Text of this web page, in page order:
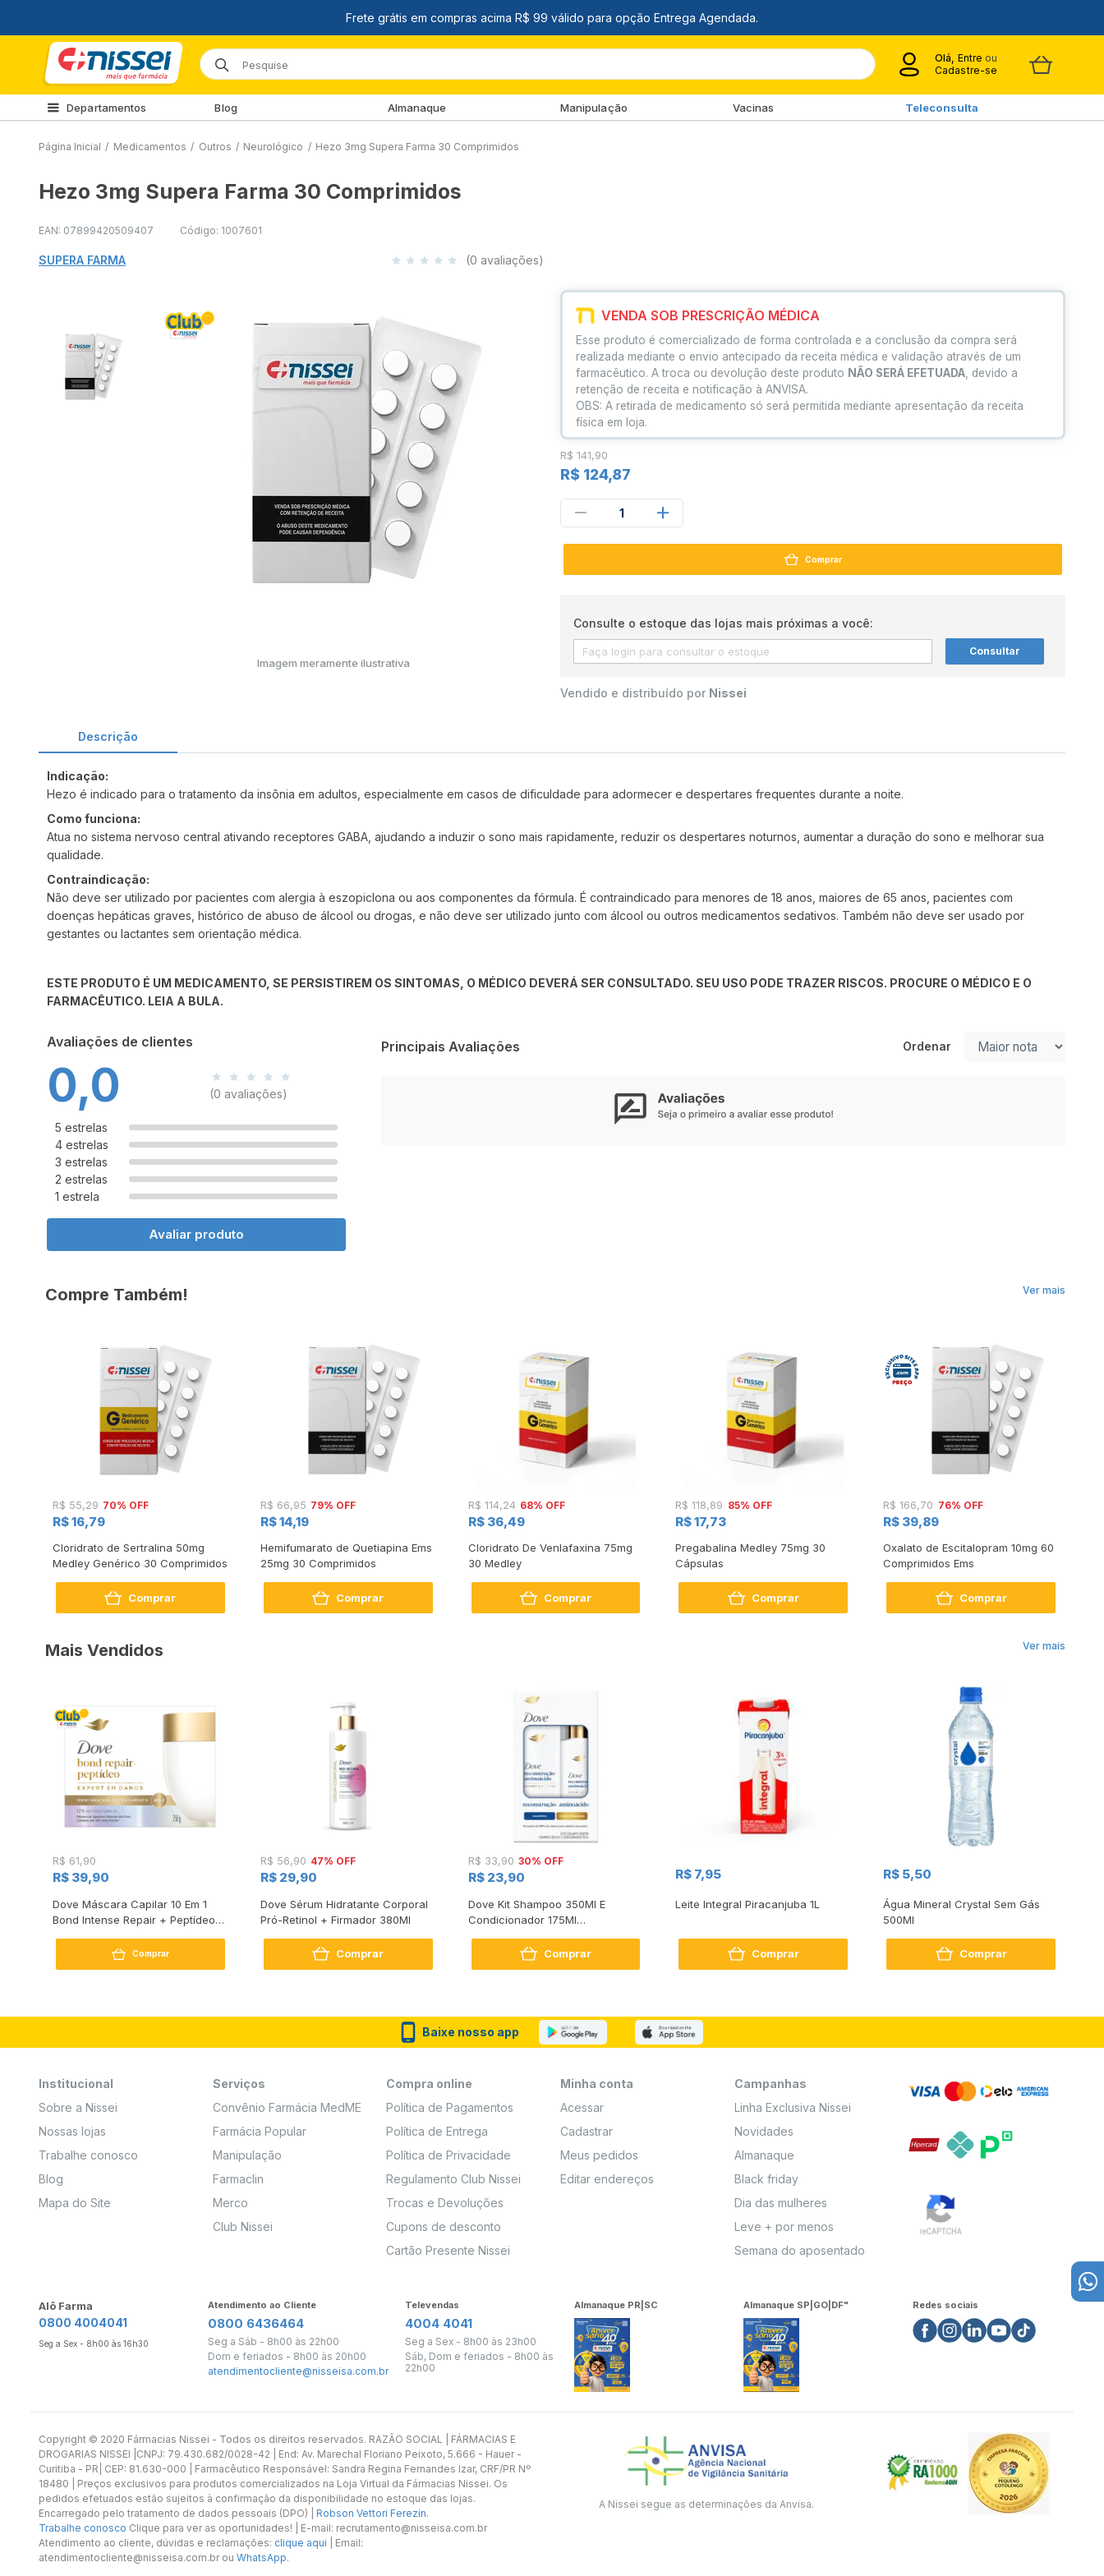
Olá, Entre ou
Cadastre-se
Departamentos Blog Almanaque Manipulação Vacinas Teleconsulta
Página Inicial / Medicamentos / Outros / Neurológico / Hezo 3mg Supera Farma 30 Comprimidos
Hezo 3mg Supera Farma 30 Comprimidos
EAN: 07899420509407 Código: 1007601
SUPERA FARMA (0 avaliações)
Imagem meramente ilustrativa
VENDA SOB PRESCRIÇÃO MÉDICA
Esse produto é comercializado de forma controlada e a conclusão da compra será
realizada mediante o envio antecipado da receita médica e validação através de um
farmacêutico. A troca ou devolução deste produto NÃO SERÁ EFETUADA , devido a
retenção de receita e notificação à ANVISA.
OBS: A retirada de medicamento só será permitida mediante apresentação da receita
física em loja.
R$ 141,90
R$ 124,87
1
Comprar
Consulte o estoque das lojas mais próximas a você:
Consultar
Vendido e distribuído por Nissei
Descrição
Indicação:
Hezo é indicado para o tratamento da insônia em adultos, especialmente em casos de dificuldade para adormecer e despertares frequentes durante a noite.
Como funciona:
Atua no sistema nervoso central ativando receptores GABA, ajudando a induzir o sono mais rapidamente, reduzir os despertares noturnos, aumentar a duração do sono e melhorar sua
qualidade.
Contraindicação:
Não deve ser utilizado por pacientes com alergia à eszopiclona ou aos componentes da fórmula. É contraindicado para menores de 18 anos, maiores de 65 anos, pacientes com
doenças hepáticas graves, histórico de abuso de álcool ou drogas, e não deve ser utilizado junto com álcool ou outros medicamentos sedativos. Também não deve ser usado por
gestantes ou lactantes sem orientação médica.
ESTE PRODUTO É UM MEDICAMENTO, SE PERSISTIREM OS SINTOMAS, O MÉDICO DEVERÁ SER CONSULTADO. SEU USO PODE TRAZER RISCOS. PROCURE O MÉDICO E O
FARMACÊUTICO. LEIA A BULA.
Avaliações de clientes
0,0 (0 avaliações)
5 estrelas
4 estrelas
3 estrelas
2 estrelas
1 estrela
Avaliar produto
Principais Avaliações Ordenar
Ver mais
Compre Também!
R$ 55,29 70% OFF
R$ 16,79
Cloridrato de Sertralina 50mg
Medley Genérico 30 Comprimidos
Comprar
R$ 66,95 79% OFF
R$ 14,19
Hemifumarato de Quetiapina Ems
25mg 30 Comprimidos
Comprar
R$ 114,24 68% OFF
R$ 36,49
Cloridrato De Venlafaxina 75mg
30 Medley
Comprar
R$ 118,89 85% OFF
R$ 17,73
Pregabalina Medley 75mg 30
Cápsulas
Comprar
R$ 166,70 76% OFF
R$ 39,89
Oxalato de Escitalopram 10mg 60
Comprimidos Ems
Comprar
Ver mais
Mais Vendidos
R$ 61,90
R$ 39,90
Dove Máscara Capilar 10 Em 1
Bond Intense Repair + Peptídeo
Comprar
R$ 56,90 47% OFF
R$ 29,90
Dove Sérum Hidratante Corporal
Pró-Retinol + Firmador 380Ml
Comprar
R$ 33,90 30% OFF
R$ 23,90
Dove Kit Shampoo 350Ml E
Condicionador 175Ml
Comprar
R$ 7,95
Leite Integral Piracanjuba 1L
Comprar
R$ 5,50
Água Mineral Crystal Sem Gás
500Ml
Comprar
Baixe nosso app
Institucional
Sobre a Nissei
Nossas lojas
Trabalhe conosco
Blog
Mapa do Site
Serviços
Convênio Farmácia MedME
Farmácia Popular
Manipulação
Farmaclin
Merco
Club Nissei
Compra online
Política de Pagamentos
Política de Entrega
Política de Privacidade
Regulamento Club Nissei
Trocas e Devoluções
Cupons de desconto
Cartão Presente Nissei
Minha conta
Acessar
Cadastrar
Meus pedidos
Editar endereços
Campanhas
Linha Exclusiva Nissei
Novidades
Almanaque
Black friday
Dia das mulheres
Leve + por menos
Semana do aposentado
Alô Farma
0800 4004041
Seg a Sex - 8h00 às 16h30
Atendimento ao Cliente
0800 6436464
Seg a Sáb - 8h00 às 22h00
Dom e feriados - 8h00 às 20h00
atendimentocliente@nisseisa.com.br
Televendas
4004 4041
Seg a Sex - 8h00 às 23h00
Sáb, Dom e feriados - 8h00 às
22h00
Almanaque PR|SC Almanaque SP|GO|DF" Redes sociais
Copyright ©️ 2020 Fármacias Nissei - Todos os direitos reservados. RAZÃO SOCIAL | FÁRMACIAS E
DROGARIAS NISSEI |CNPJ: 79.430.682/0028-42 | End: Av. Marechal Floriano Peixoto, 5.666 - Hauer -
Curitiba - PR| CEP: 81.630-000 | Farmacêutico Responsável: Sandra Regina Fernandes Izar, CRF/PR Nº
18480 | Preços exclusivos para produtos comercializados na Loja Virtual da Fármacias Nissei. Os
pedidos efetuados estão sujeitos à confirmação da disponibilidade no estoque das lojas.
Encarregado pelo tratamento de dados pessoais (DPO) | Robson Vettori Ferezin.
Trabalhe conosco Clique para ver as oportunidades! | E-mail: recrutamento@nisseisa.com.br
Atendimento ao cliente, dúvidas e reclamações: clique aqui | Email:
atendimentocliente@nisseisa.com.br ou WhatsApp.
A Nissei segue as determinações da Anvisa.